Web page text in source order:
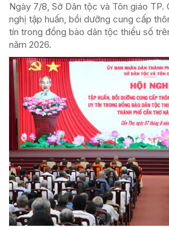
Ngày 7/8, Sở Dân tộc và Tôn giáo TP.
nghị tập huấn, bồi dưỡng cung cấp
tín trong đồng bào dân tộc thiểu số
năm 2026.